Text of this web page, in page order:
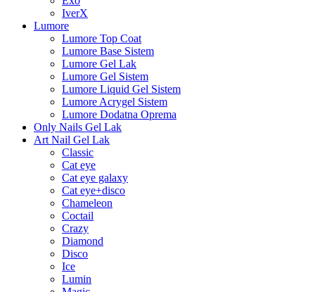
IverX
Lumore
Lumore Top Coat
Lumore Base Sistem
Lumore Gel Lak
Lumore Gel Sistem
Lumore Liquid Gel Sistem
Lumore Acrygel Sistem
Lumore Dodatna Oprema
Only Nails Gel Lak
Art Nail Gel Lak
Classic
Cat eye
Cat eye galaxy
Cat eye+disco
Chameleon
Coctail
Crazy
Diamond
Disco
Ice
Lumin